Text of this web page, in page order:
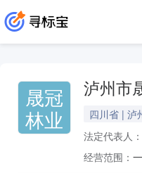
晟冠
林业
泸州市
四川省 | 泸
法定代表人：
经营范围：